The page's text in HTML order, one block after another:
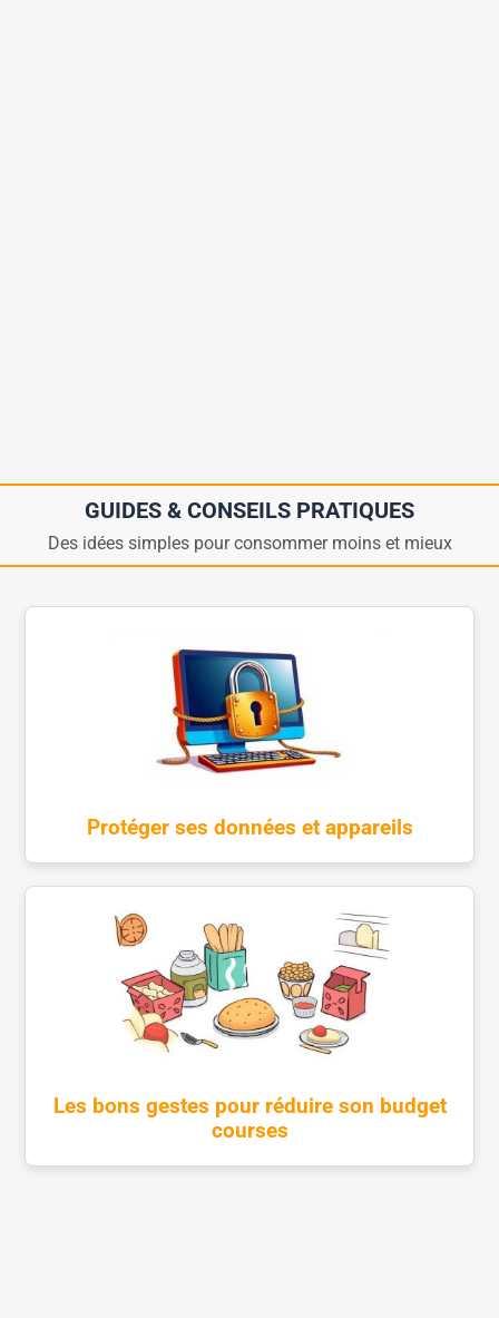
GUIDES & CONSEILS PRATIQUES
Des idées simples pour consommer moins et mieux
Protéger ses données et appareils
Les bons gestes pour réduire son budget
courses